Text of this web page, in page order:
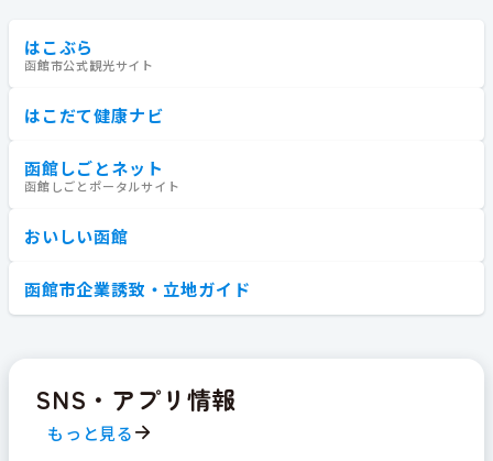
はこぶら
函館市公式観光サイト
はこだて健康ナビ
函館しごとネット
函館しごとポータルサイト
おいしい函館
函館市企業誘致・立地ガイド
SNS・アプリ情報
もっと見る